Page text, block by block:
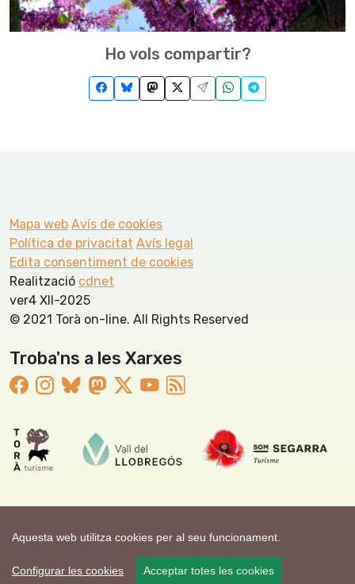
Aquesta web utilitza cookies per al seu funcionament.
Configurar les cookies Acceptar totes les cookies
Ho vols compartir?
Mapa web Avís de cookies
Política de privacitat Avís legal
Edita consentiment de cookies
Realització cdnet
ver4 XII-2025
© 2021 Torà on-line. All Rights Reserved
Troba'ns a les Xarxes